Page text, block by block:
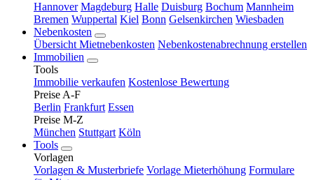
Hannover Magdeburg Halle Duisburg Bochum Mannheim
Bremen Wuppertal Kiel Bonn Gelsenkirchen Wiesbaden
Nebenkosten
Übersicht Mietnebenkosten Nebenkostenabrechnung erstellen
Immobilien
Tools
Immobilie verkaufen Kostenlose Bewertung
Preise A-F
Berlin Frankfurt Essen
Preise M-Z
München Stuttgart Köln
Tools
Vorlagen
Vorlagen & Musterbriefe Vorlage Mieterhöhung Formulare